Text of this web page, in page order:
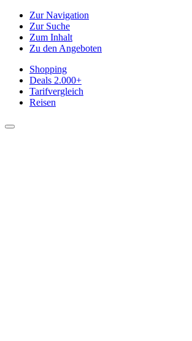
Zur Navigation
Zur Suche
Zum Inhalt
Zu den Angeboten
Shopping
Deals 2.000+
Tarifvergleich
Reisen